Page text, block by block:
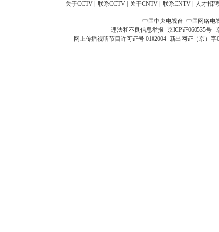
关于CCTV 联系CCTV 关于CNTV 联系CNTV 人才招聘
中国中央电视台 中国网络电
违法和不良信息举报 京ICP证060535号
网上传播视听节目许可证号 0102004 新出网证（京）